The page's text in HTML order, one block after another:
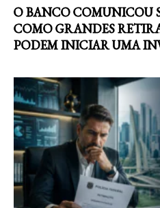
O BANCO COMUNICOU
COMO GRANDES
PODEM INICIAR UMA